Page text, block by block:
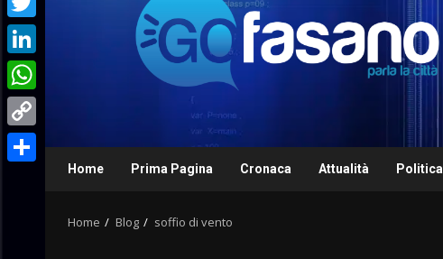
Home Prima Pagina Cronaca Attualità Politica
Home Blog soffio di vento
Twitter
LinkedIn
WhatsApp
Copy